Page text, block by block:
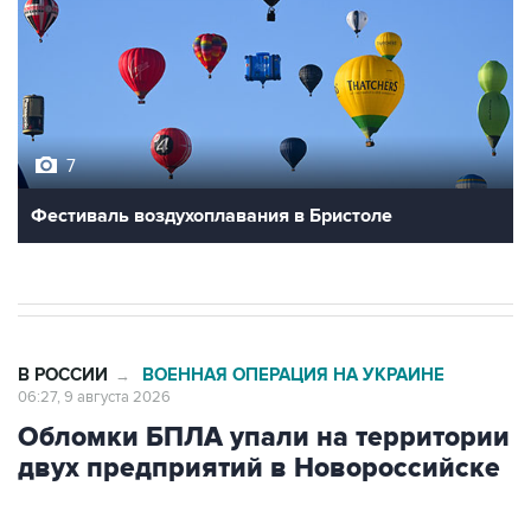
7
Фестиваль воздухоплавания в Бристоле
В РОССИИ → ВОЕННАЯ ОПЕРАЦИЯ НА УКРАИНЕ
06:27, 9 августа 2026
Обломки БПЛА упали на территории
двух предприятий в Новороссийске